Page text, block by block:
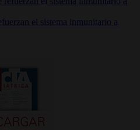
el sistema inmunitario a